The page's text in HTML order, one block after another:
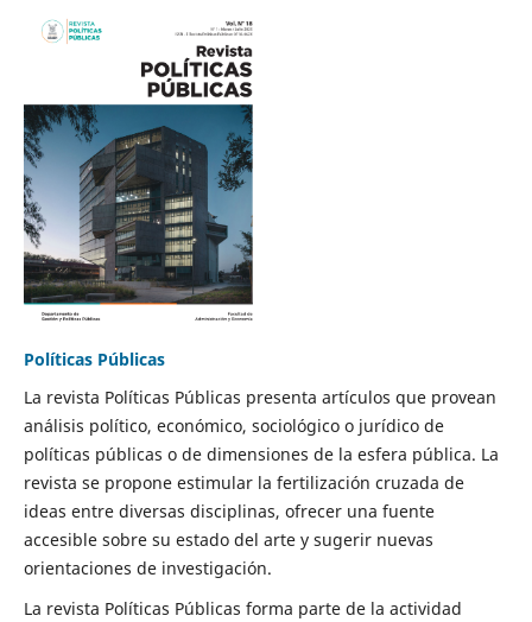
Políticas Públicas
La revista Políticas Públicas presenta artículos que provean
análisis político, económico, sociológico o jurídico de
políticas públicas o de dimensiones de la esfera pública. La
revista se propone estimular la fertilización cruzada de
ideas entre diversas disciplinas, ofrecer una fuente
accesible sobre su estado del arte y sugerir nuevas
orientaciones de investigación.
La revista Políticas Públicas forma parte de la actividad